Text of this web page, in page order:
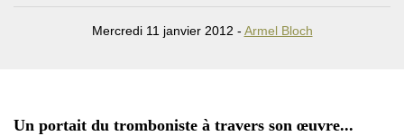
Mercredi 11 janvier 2012 - Armel Bloch
Un portait du tromboniste à travers son œuvre...